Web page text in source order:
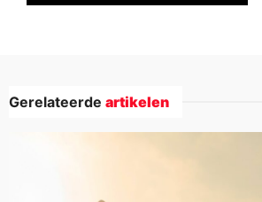
Gerelateerde artikelen